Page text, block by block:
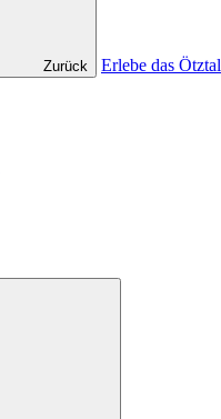
Zurück
Erlebe das Ötztal